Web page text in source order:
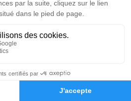
Hommages
les-Bains